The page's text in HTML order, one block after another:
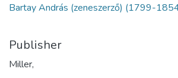
Bartay András (zeneszerző) (1799-
Publisher
Miller,